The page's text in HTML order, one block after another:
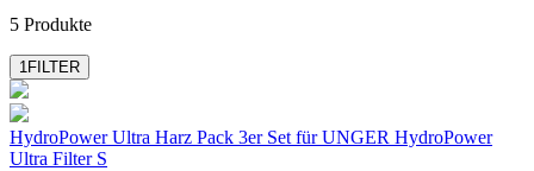
5 Produkte
1FILTER
HydroPower Ultra Harz Pack 3er Set für UNGER HydroPower
Ultra Filter S